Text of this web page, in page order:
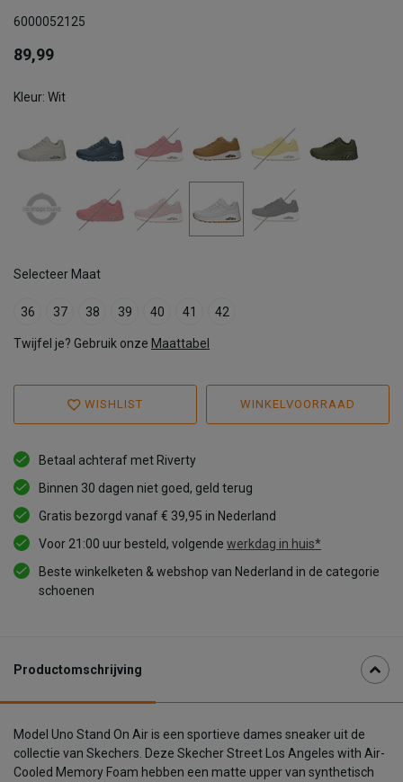
6000052125
89,99
Kleur: Wit
Selecteer Maat
36 37 38 39 40 41 42
Twijfel je? Gebruik onze Maattabel
WISHLIST WINKELVOORRAAD
Betaal achteraf met Riverty
Binnen 30 dagen niet goed, geld terug
Gratis bezorgd vanaf € 39,95 in Nederland
Voor 21:00 uur besteld, volgende werkdag in huis*
Beste winkelketen & webshop van Nederland in de categorie
schoenen
Productomschrijving
Model Uno Stand On Air is een sportieve dames sneaker uit de
collectie van Skechers. Deze Skecher Street Los Angeles with Air-
Cooled Memory Foam hebben een matte upper van synthetisch